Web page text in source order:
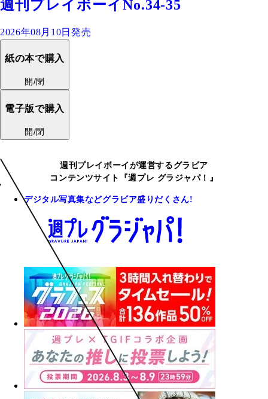
週刊プレイボーイNo.34-35
2026年08月10日発売
紙の本で購入
開/閉
電子版で購入
開/閉
週刊プレイボーイが運営するグラビア
コンテンツサイト『週プレ グラジャパ！』
デジタル写真集などグラビア盛りだくさん!